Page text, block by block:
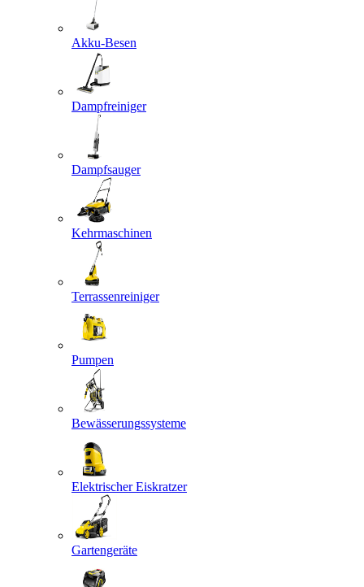
Akku-Besen
Dampfreiniger
Dampfsauger
Kehrmaschinen
Terrassenreiniger
Pumpen
Bewässerungssysteme
Elektrischer Eiskratzer
Gartengeräte